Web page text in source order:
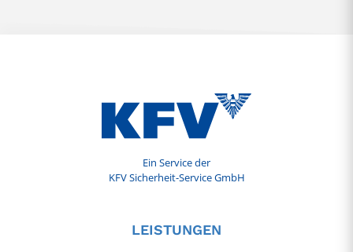
Ein Service der
KFV Sicherheit-Service GmbH
LEISTUNGEN